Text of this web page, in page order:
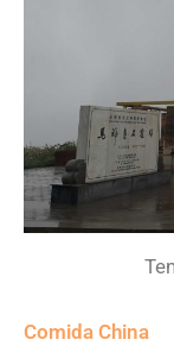
Comida China